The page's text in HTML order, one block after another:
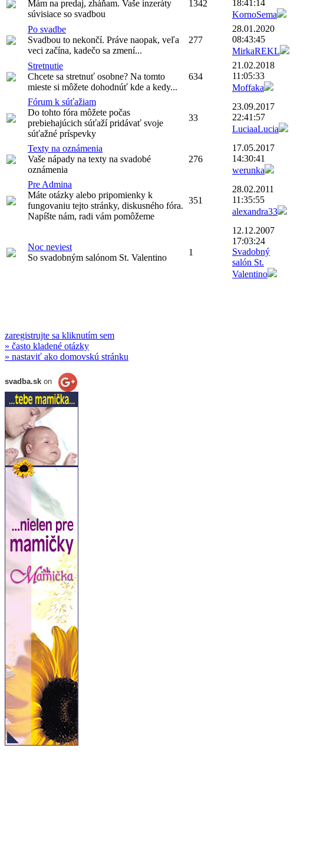
Mám na predaj, zháňam. Vaše inzeráty
súvisiace so svadbou
1342
18:41:14
KornoSema
Po svadbe
Svadbou to nekončí. Práve naopak, veľa
veci začína, kadečo sa zmení...
277
28.01.2020
08:43:45
MirkaREKL
Stretnutie
Chcete sa stretnuť osobne? Na tomto
mieste si môžete dohodnúť kde a kedy...
634
21.02.2018
11:05:33
Moffaka
Fórum k súťažiam
Do tohto fóra môžete počas
prebiehajúcich súťaží pridávať svoje
súťažné príspevky
33
23.09.2017
22:41:57
LuciaaLucia
Texty na oznámenia
Vaše nápady na texty na svadobé
oznámenia
276
17.05.2017
14:30:41
werunka
Pre Admina
Máte otázky alebo pripomienky k
fungovaniu tejto stránky, diskusného fóra.
Napíšte nám, radi vám pomôžeme
351
28.02.2011
11:35:55
alexandra33
Noc neviest
So svadobným salónom St. Valentino
1
12.12.2007
17:03:24
Svadobný
salón St.
Valentino
zaregistrujte sa kliknutím sem
» často kladené otázky
» nastaviť ako domovskú stránku
svadba.sk on